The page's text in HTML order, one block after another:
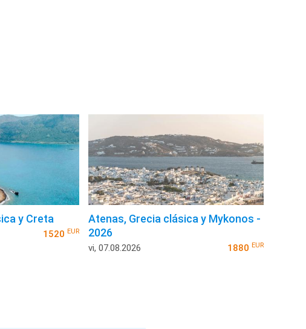
y Creta
1520EUR
Atenas, Grecia clásica y Mykonos -
2026
vi, 07.08.2026 1880 EUR